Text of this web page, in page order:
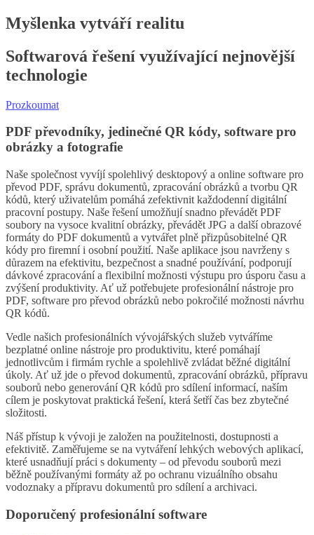
Myšlenka vytváří realitu
Softwarová řešení využívající nejnovější
technologie
Prozkoumat
PDF převodníky, jedinečné QR kódy, software pro
obrázky a fotografie
Naše společnost vyvíjí spolehlivý desktopový a online software pro
převod PDF, správu dokumentů, zpracování obrázků a tvorbu QR
kódů, který uživatelům pomáhá zefektivnit každodenní digitální
pracovní postupy. Naše řešení umožňují snadno převádět PDF
soubory na vysoce kvalitní obrázky, převádět JPG a další obrazové
formáty do PDF dokumentů a vytvářet plně přizpůsobitelné QR
kódy pro firemní i osobní použití. Naše aplikace jsou navrženy s
důrazem na efektivitu, bezpečnost a snadné používání, podporují
dávkové zpracování a flexibilní možnosti výstupu pro úsporu času a
zvýšení produktivity. Ať už potřebujete profesionální nástroje pro
PDF, software pro převod obrázků nebo pokročilé možnosti návrhu
QR kódů.
Vedle našich profesionálních vývojářských služeb vytváříme
bezplatné online nástroje pro produktivitu, které pomáhají
jednotlivcům i firmám rychle a spolehlivě zvládat běžné digitální
úkoly. Ať už jde o převod dokumentů, zpracování obrázků, přípravu
souborů nebo generování QR kódů pro sdílení informací, naším
cílem je poskytovat praktická řešení, která šetří čas bez zbytečné
složitosti.
Náš přístup k vývoji je založen na použitelnosti, dostupnosti a
efektivitě. Zaměřujeme se na vytváření lehkých webových aplikací,
které usnadňují práci s dokumenty – od převodu souborů mezi
běžně používanými formáty až po ochranu vizuálního obsahu
vodoznaky a přípravu dokumentů pro sdílení a archivaci.
Doporučený profesionální software